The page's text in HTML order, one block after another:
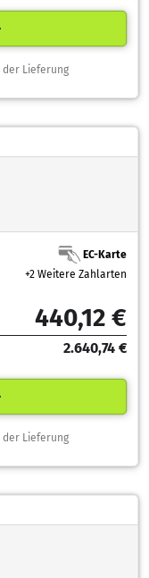
der Lieferung
EC-Karte
+2 Weitere Zahlarten
440,12 €
2.640,74 €
Lieferung